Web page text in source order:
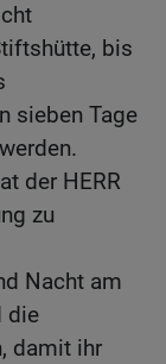
bis
sieben Tage
der HERR
zu
Nacht am
die
damit ihr